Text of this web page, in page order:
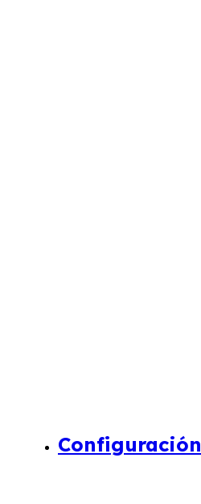
Configuración